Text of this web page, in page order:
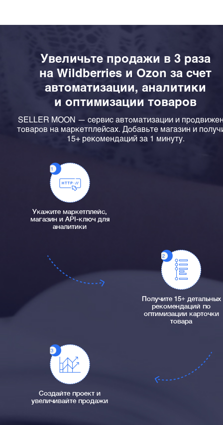
Увеличьте продажи в 3 раза
на Wildberries и Ozon за счет
автоматизации, аналитики
и оптимизации товаров
SELLER MOON — сервис автоматизации и
товаров на маркетплейсах. Добавьте магазин и
15+ рекомендаций за 1 минуту.
Укажите маркетплейс,
магазин и API-ключ для
аналитики
Получите 15+ детальных
рекомендаций по
оптимизации карточки
товара
Создайте проект и
увеличивайте продажи